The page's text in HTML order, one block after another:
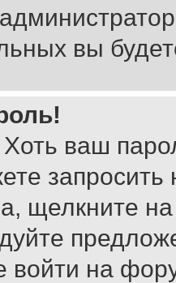
вы
ваш
щелкните
войти на